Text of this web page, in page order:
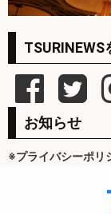
お知らせ
※プライバシーポリ